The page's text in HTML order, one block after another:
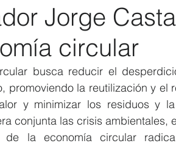
Jorge
circular
busca reducir el
promoviendo la reutilización y
y minimizar los residuos y
conjunta las crisis ambientales,
de la economía circular